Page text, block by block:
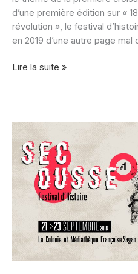
d’une première édition sur «
révolution », le festival
en 2019 d’une autre page mal
Festival
la
première
croisade
en
question »
Lire la suite »